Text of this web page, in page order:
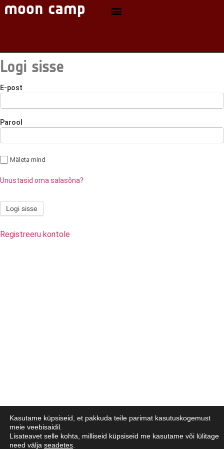
Logi sisse
E-post
Parool
Mäleta mind
Unustasid oma salasõna?
Registreeru kontole
Kasutame küpsiseid, et pakkuda teile parimat kasutuskogemust
meie veebisaidil.
Lisateavet selle kohta, milliseid küpsiseid me kasutame või lülitage
need välja seadetes